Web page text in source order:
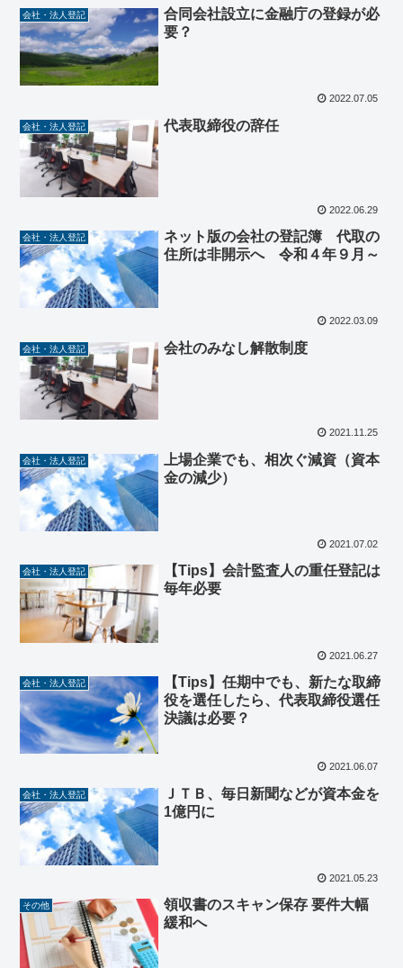
会社・法人登記
合同会社設立に金融庁の登録が必
要？
2022.07.05
会社・法人登記 代表取締役の辞任
2022.06.29
会社・法人登記
ネット版の会社の登記簿 代取の
住所は非開示へ 令和４年９月～
2022.03.09
会社・法人登記 会社のみなし解散制度
2021.11.25
会社・法人登記
上場企業でも、相次ぐ減資（資本
金の減少）
2021.07.02
会社・法人登記
【Tips】会計監査人の重任登記は
毎年必要
2021.06.27
会社・法人登記
【Tips】任期中でも、新たな取締
役を選任したら、代表取締役選任
決議は必要？
2021.06.07
会社・法人登記
ＪＴＢ、毎日新聞などが資本金を
1億円に
2021.05.23
その他
領収書のスキャン保存 要件大幅
緩和へ